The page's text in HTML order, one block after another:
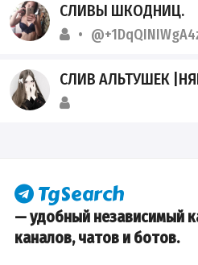
СЛИВЫ ШКОДНИЦ.
СЛИВ АЛЬТУШЕК
— удобный независимый
каналов, чатов и ботов.